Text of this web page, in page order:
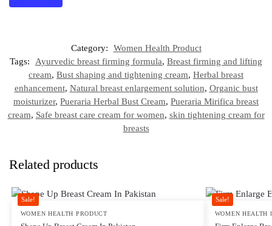
Category:
Women Health Product
Tags:
Ayurvedic breast firming formula, Breast firming and lifting
cream, Bust shaping and tightening cream, Herbal breast
enhancement, Natural breast enlargement solution, Organic bust
moisturizer, Pueraria Herbal Bust Cream, Pueraria Mirifica breast
cream, Safe breast care cream for women, skin tightening cream for
breasts
Related products
Sale!
WOMEN HEALTH PRODUCT
Sale!
WOMEN HEALTH